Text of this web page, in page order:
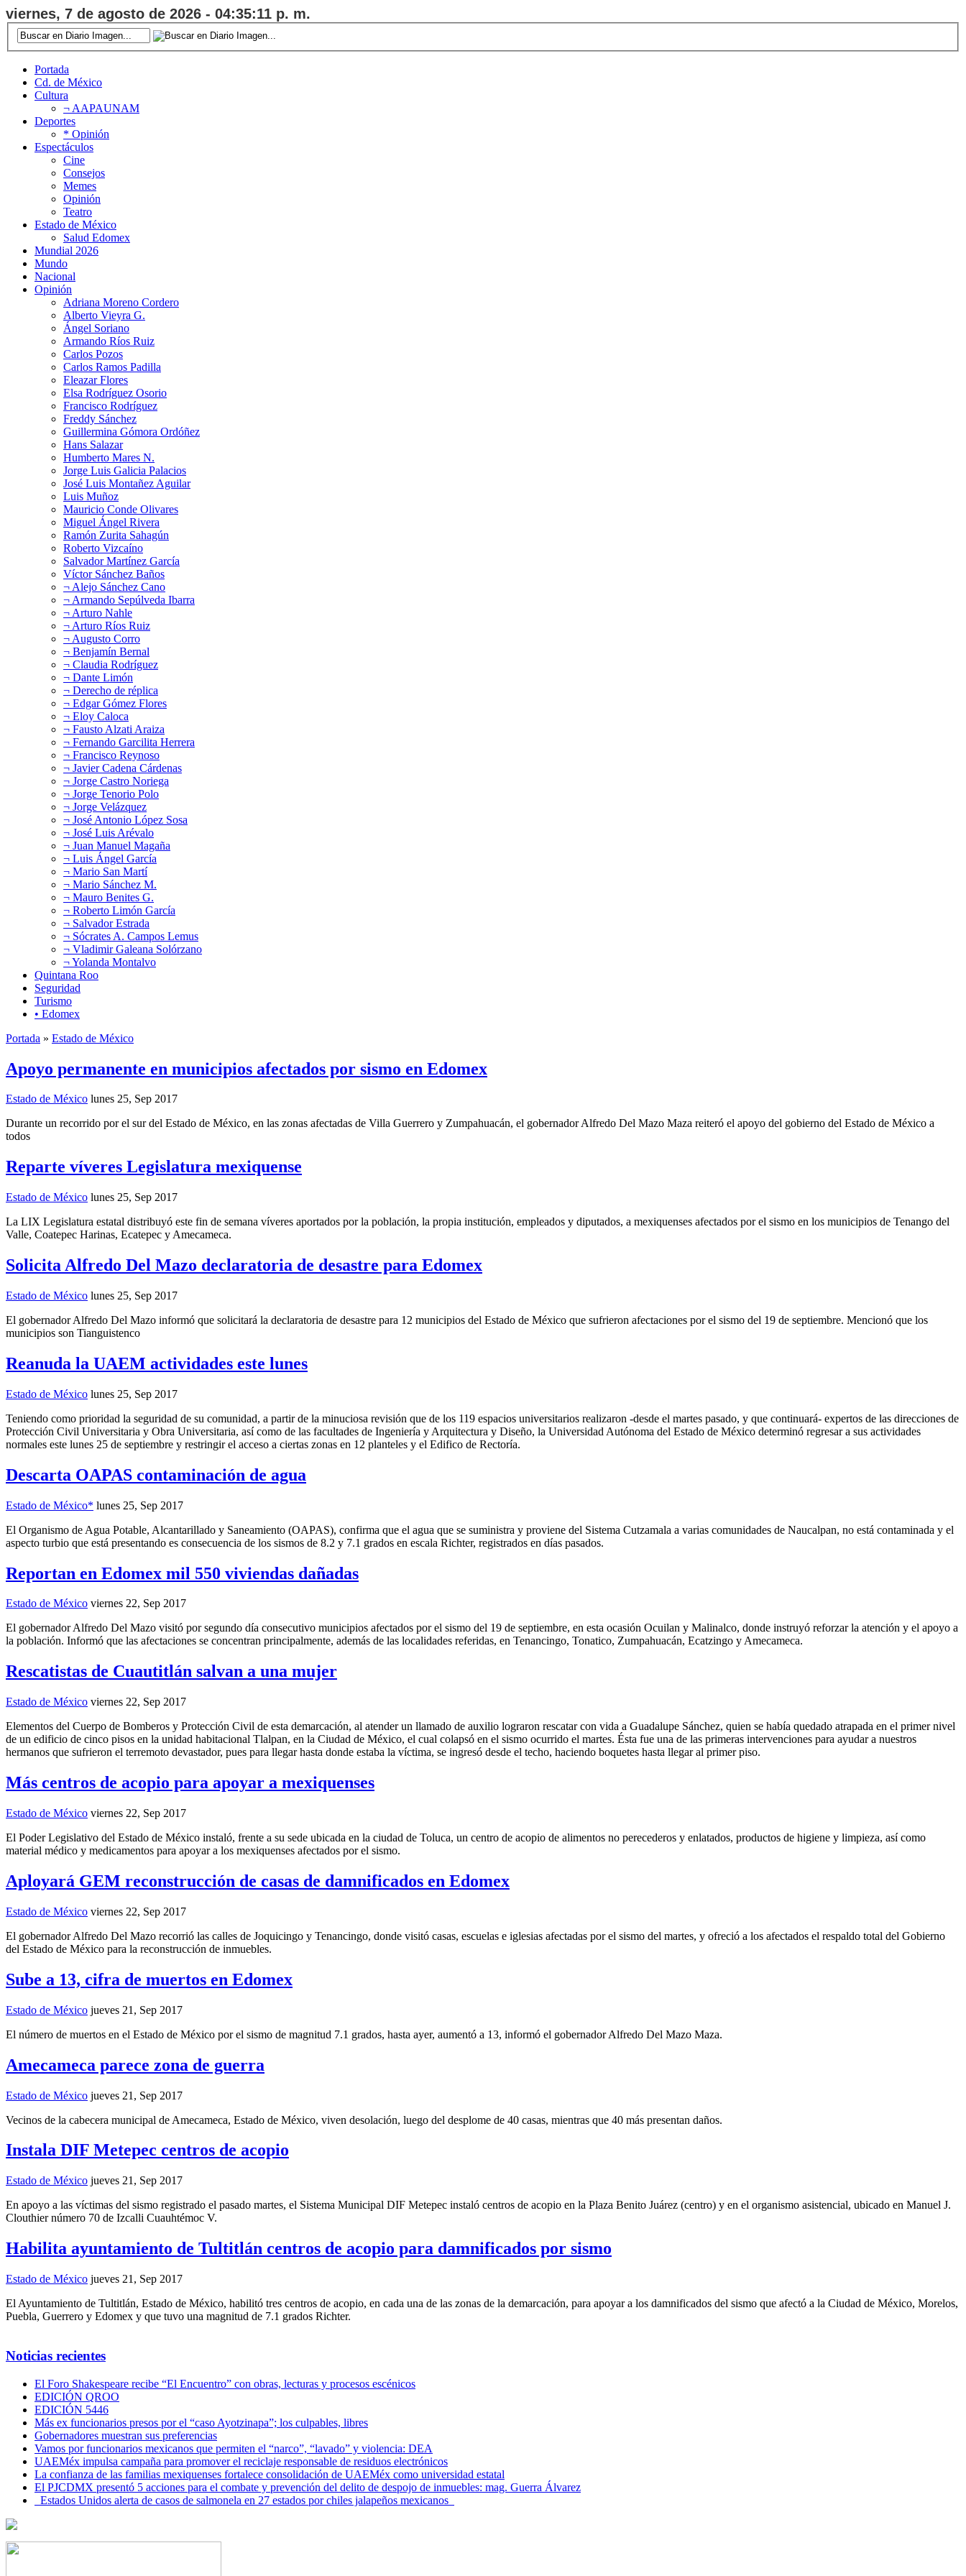
viernes, 7 de agosto de 2026 - 04:35:12 p. m.
Portada
Cd. de México
Cultura
¬ AAPAUNAM
Deportes
* Opinión
Espectáculos
Cine
Consejos
Memes
Opinión
Teatro
Estado de México
Salud Edomex
Mundial 2026
Mundo
Nacional
Opinión
Adriana Moreno Cordero
Alberto Vieyra G.
Ángel Soriano
Armando Ríos Ruiz
Carlos Pozos
Carlos Ramos Padilla
Eleazar Flores
Elsa Rodríguez Osorio
Francisco Rodríguez
Freddy Sánchez
Guillermina Gómora Ordóñez
Hans Salazar
Humberto Mares N.
Jorge Luis Galicia Palacios
José Luis Montañez Aguilar
Luis Muñoz
Mauricio Conde Olivares
Miguel Ángel Rivera
Ramón Zurita Sahagún
Roberto Vizcaíno
Salvador Martínez García
Víctor Sánchez Baños
¬ Alejo Sánchez Cano
¬ Armando Sepúlveda Ibarra
¬ Arturo Nahle
¬ Arturo Ríos Ruiz
¬ Augusto Corro
¬ Benjamín Bernal
¬ Claudia Rodríguez
¬ Dante Limón
¬ Derecho de réplica
¬ Edgar Gómez Flores
¬ Eloy Caloca
¬ Fausto Alzati Araiza
¬ Fernando Garcilita Herrera
¬ Francisco Reynoso
¬ Javier Cadena Cárdenas
¬ Jorge Castro Noriega
¬ Jorge Tenorio Polo
¬ Jorge Velázquez
¬ José Antonio López Sosa
¬ José Luis Arévalo
¬ Juan Manuel Magaña
¬ Luis Ángel García
¬ Mario San Martí
¬ Mario Sánchez M.
¬ Mauro Benites G.
¬ Roberto Limón García
¬ Salvador Estrada
¬ Sócrates A. Campos Lemus
¬ Vladimir Galeana Solórzano
¬ Yolanda Montalvo
Quintana Roo
Seguridad
Turismo
• Edomex
Portada » Estado de México
Apoyo permanente en municipios afectados por sismo en Edomex
Estado de México lunes 25, Sep 2017
Durante un recorrido por el sur del Estado de México, en las zonas afectadas de Villa Guerrero y Zumpahuacán, el gobernador Alfredo Del Mazo Maza reiteró el apoyo del gobierno del Estado de México a
todos
Reparte víveres Legislatura mexiquense
Estado de México lunes 25, Sep 2017
La LIX Legislatura estatal distribuyó este fin de semana víveres aportados por la población, la propia institución, empleados y diputados, a mexiquenses afectados por el sismo en los municipios de Tenango del
Valle, Coatepec Harinas, Ecatepec y Amecameca.
Solicita Alfredo Del Mazo declaratoria de desastre para Edomex
Estado de México lunes 25, Sep 2017
El gobernador Alfredo Del Mazo informó que solicitará la declaratoria de desastre para 12 municipios del Estado de México que sufrieron afectaciones por el sismo del 19 de septiembre. Mencionó que los
municipios son Tianguistenco
Reanuda la UAEM actividades este lunes
Estado de México lunes 25, Sep 2017
Teniendo como prioridad la seguridad de su comunidad, a partir de la minuciosa revisión que de los 119 espacios universitarios realizaron -desde el martes pasado, y que continuará- expertos de las direcciones de
Protección Civil Universitaria y Obra Universitaria, así como de las facultades de Ingeniería y Arquitectura y Diseño, la Universidad Autónoma del Estado de México determinó regresar a sus actividades
normales este lunes 25 de septiembre y restringir el acceso a ciertas zonas en 12 planteles y el Edifico de Rectoría.
Descarta OAPAS contaminación de agua
Estado de México* lunes 25, Sep 2017
El Organismo de Agua Potable, Alcantarillado y Saneamiento (OAPAS), confirma que el agua que se suministra y proviene del Sistema Cutzamala a varias comunidades de Naucalpan, no está contaminada y el
aspecto turbio que está presentando es consecuencia de los sismos de 8.2 y 7.1 grados en escala Richter, registrados en días pasados.
Reportan en Edomex mil 550 viviendas dañadas
Estado de México viernes 22, Sep 2017
El gobernador Alfredo Del Mazo visitó por segundo día consecutivo municipios afectados por el sismo del 19 de septiembre, en esta ocasión Ocuilan y Malinalco, donde instruyó reforzar la atención y el apoyo a
la población. Informó que las afectaciones se concentran principalmente, además de las localidades referidas, en Tenancingo, Tonatico, Zumpahuacán, Ecatzingo y Amecameca.
Rescatistas de Cuautitlán salvan a una mujer
Estado de México viernes 22, Sep 2017
Elementos del Cuerpo de Bomberos y Protección Civil de esta demarcación, al atender un llamado de auxilio lograron rescatar con vida a Guadalupe Sánchez, quien se había quedado atrapada en el primer nivel
de un edificio de cinco pisos en la unidad habitacional Tlalpan, en la Ciudad de México, el cual colapsó en el sismo ocurrido el martes. Ésta fue una de las primeras intervenciones para ayudar a nuestros
hermanos que sufrieron el terremoto devastador, pues para llegar hasta donde estaba la víctima, se ingresó desde el techo, haciendo boquetes hasta llegar al primer piso.
Más centros de acopio para apoyar a mexiquenses
Estado de México viernes 22, Sep 2017
El Poder Legislativo del Estado de México instaló, frente a su sede ubicada en la ciudad de Toluca, un centro de acopio de alimentos no perecederos y enlatados, productos de higiene y limpieza, así como
material médico y medicamentos para apoyar a los mexiquenses afectados por el sismo.
Aployará GEM reconstrucción de casas de damnificados en Edomex
Estado de México viernes 22, Sep 2017
El gobernador Alfredo Del Mazo recorrió las calles de Joquicingo y Tenancingo, donde visitó casas, escuelas e iglesias afectadas por el sismo del martes, y ofreció a los afectados el respaldo total del Gobierno
del Estado de México para la reconstrucción de inmuebles.
Sube a 13, cifra de muertos en Edomex
Estado de México jueves 21, Sep 2017
El número de muertos en el Estado de México por el sismo de magnitud 7.1 grados, hasta ayer, aumentó a 13, informó el gobernador Alfredo Del Mazo Maza.
Amecameca parece zona de guerra
Estado de México jueves 21, Sep 2017
Vecinos de la cabecera municipal de Amecameca, Estado de México, viven desolación, luego del desplome de 40 casas, mientras que 40 más presentan daños.
Instala DIF Metepec centros de acopio
Estado de México jueves 21, Sep 2017
En apoyo a las víctimas del sismo registrado el pasado martes, el Sistema Municipal DIF Metepec instaló centros de acopio en la Plaza Benito Juárez (centro) y en el organismo asistencial, ubicado en Manuel J.
Clouthier número 70 de Izcalli Cuauhtémoc V.
Habilita ayuntamiento de Tultitlán centros de acopio para damnificados por sismo
Estado de México jueves 21, Sep 2017
El Ayuntamiento de Tultitlán, Estado de México, habilitó tres centros de acopio, en cada una de las zonas de la demarcación, para apoyar a los damnificados del sismo que afectó a la Ciudad de México, Morelos,
Puebla, Guerrero y Edomex y que tuvo una magnitud de 7.1 grados Richter.
Noticias recientes
El Foro Shakespeare recibe “El Encuentro” con obras, lecturas y procesos escénicos
EDICIÓN QROO
EDICIÓN 5446
Más ex funcionarios presos por el “caso Ayotzinapa”; los culpables, libres
Gobernadores muestran sus preferencias
Vamos por funcionarios mexicanos que permiten el “narco”, “lavado” y violencia: DEA
UAEMéx impulsa campaña para promover el reciclaje responsable de residuos electrónicos
La confianza de las familias mexiquenses fortalece consolidación de UAEMéx como universidad estatal
El PJCDMX presentó 5 acciones para el combate y prevención del delito de despojo de inmuebles: mag. Guerra Álvarez
Estados Unidos alerta de casos de salmonela en 27 estados por chiles jalapeños mexicanos